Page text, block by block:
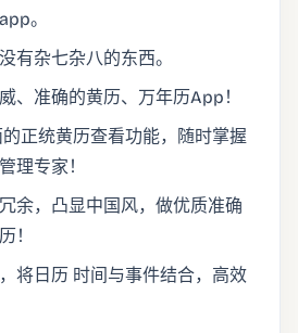
。
有杂七杂八的东西。
、准确的黄历、万年历App！
正统黄历查看功能，随时掌握
理专家！
余，凸显中国风，做优质准确
！
将日历 时间与事件结合，高效